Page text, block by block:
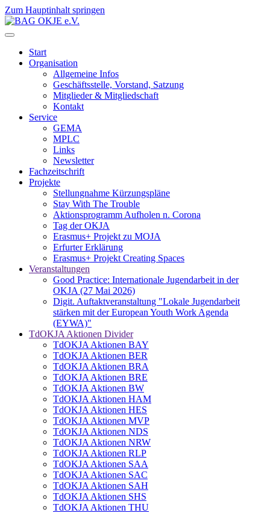
Zum Hauptinhalt springen
Start
Organisation
Allgemeine Infos
Geschäftsstelle, Vorstand, Satzung
Mitglieder & Mitgliedschaft
Kontakt
Service
GEMA
MPLC
Links
Newsletter
Fachzeitschrift
Projekte
Stellungnahme Kürzungspläne
Stay With The Trouble
Aktionsprogramm Aufholen n. Corona
Tag der OKJA
Erasmus+ Projekt zu MOJA
Erfurter Erklärung
Erasmus+ Projekt Creating Spaces
Veranstaltungen
Good Practice: Internationale Jugendarbeit in der
OKJA (27 Mai 2026)
Digit. Auftaktveranstaltung "Lokale Jugendarbeit
stärken mit der European Youth Work Agenda
(EYWA)"
TdOKJA Aktionen Divider
TdOKJA Aktionen BAY
TdOKJA Aktionen BER
TdOKJA Aktionen BRA
TdOKJA Aktionen BRE
TdOKJA Aktionen BW
TdOKJA Aktionen HAM
TdOKJA Aktionen HES
TdOKJA Aktionen MVP
TdOKJA Aktionen NDS
TdOKJA Aktionen NRW
TdOKJA Aktionen RLP
TdOKJA Aktionen SAA
TdOKJA Aktionen SAC
TdOKJA Aktionen SAH
TdOKJA Aktionen SHS
TdOKJA Aktionen THU